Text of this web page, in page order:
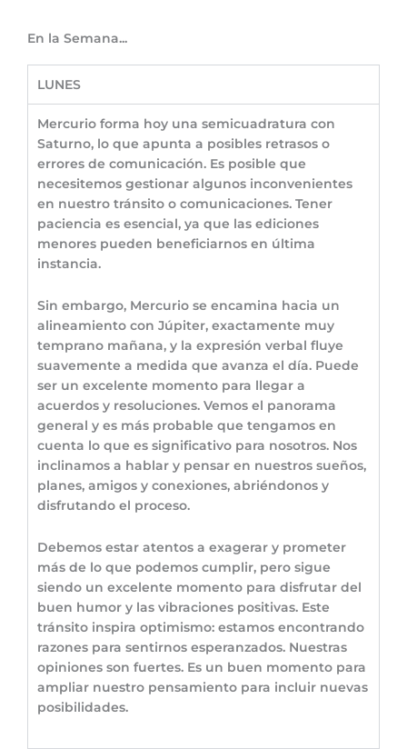
En la Semana...
LUNES
Mercurio forma hoy una semicuadratura con
Saturno, lo que apunta a posibles retrasos o
errores de comunicación. Es posible que
necesitemos gestionar algunos inconvenientes
en nuestro tránsito o comunicaciones. Tener
paciencia es esencial, ya que las ediciones
menores pueden beneficiarnos en última
instancia.
Sin embargo, Mercurio se encamina hacia un
alineamiento con Júpiter, exactamente muy
temprano mañana, y la expresión verbal fluye
suavemente a medida que avanza el día. Puede
ser un excelente momento para llegar a
acuerdos y resoluciones. Vemos el panorama
general y es más probable que tengamos en
cuenta lo que es significativo para nosotros. Nos
inclinamos a hablar y pensar en nuestros sueños,
planes, amigos y conexiones, abriéndonos y
disfrutando el proceso.
Debemos estar atentos a exagerar y prometer
más de lo que podemos cumplir, pero sigue
siendo un excelente momento para disfrutar del
buen humor y las vibraciones positivas. Este
tránsito inspira optimismo: estamos encontrando
razones para sentirnos esperanzados. Nuestras
opiniones son fuertes. Es un buen momento para
ampliar nuestro pensamiento para incluir nuevas
posibilidades.